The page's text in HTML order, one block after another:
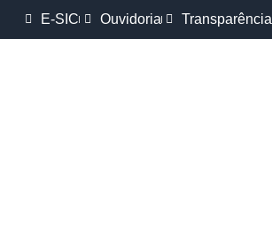
E-SIC Ouvidoria Transparência